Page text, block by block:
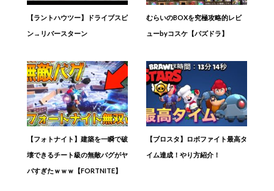
【ラントハウツー】ドライブスピ
ン→リバースターン
むらいのBOXを究極攻略的レビ
ューbyコスケ【パズドラ】
【フォトナイト】建築を一瞬で破
壊できるチート級の無敵バグがヤ
バすぎたｗｗｗ【FORTNITE】
【ブロスタ】ロボファイト最高タ
イム達成！やり方紹介！